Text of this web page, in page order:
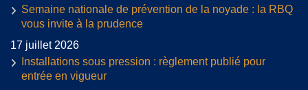
Semaine nationale de prévention de la noyade : la RBQ
vous invite à la prudence
17 juillet 2026
Installations sous pression : règlement publié pour
entrée en vigueur